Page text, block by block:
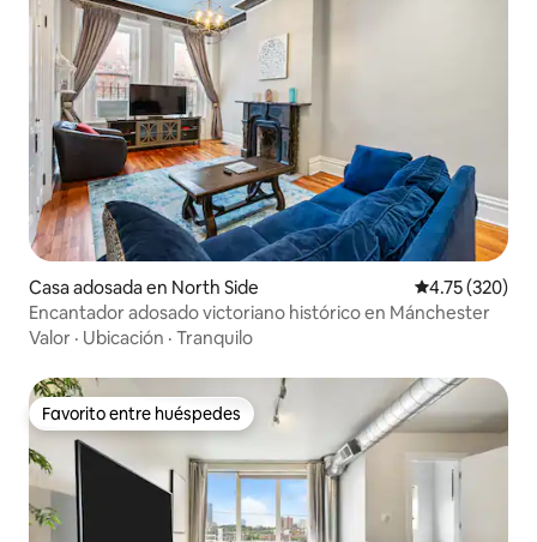
Casa adosada en North Side Calificación
4.75 (320)
Encantador adosado victoriano histórico en Mánchester
Valor · Ubicación · Tranquilo
Favorito entre huéspedes
Favorito entre huéspedes